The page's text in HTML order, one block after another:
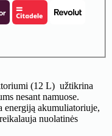
(12 L) užtikrina
nesant namuose.
energiją akumuliatoriuje,
nuolatinės